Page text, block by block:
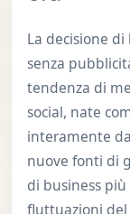
La decisione
senza
tendenza di
social, nate
interamente
nuove fonti di
di business
fluttuazioni